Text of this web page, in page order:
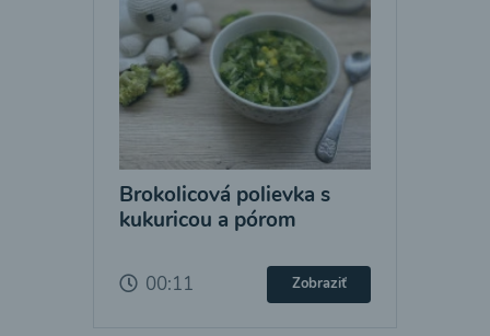
Brokolicová polievka s
kukuricou a pórom
00:11 Zobraziť